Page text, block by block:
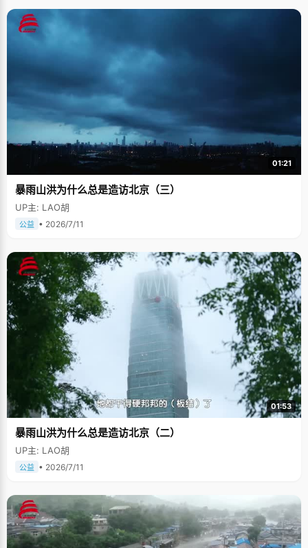
01:21
暴雨山洪为什么总是造访北京（三）
UP主: LAO胡
公益 • 2026/7/11
01:53
暴雨山洪为什么总是造访北京（二）
UP主: LAO胡
公益 • 2026/7/11